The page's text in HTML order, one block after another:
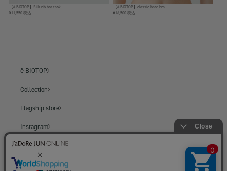
【ё BIOTOP】Silk rib bra tank
¥11,550 税込
【ё BIOTOP】classic bare bra
¥16,500 税込
ё BIOTOP
Collection
Flagship store
Instagram
BIOTOP
BIOTOP ONLINE